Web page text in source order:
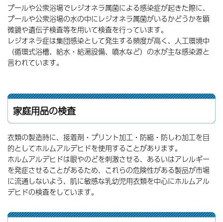
プールや公衆浴場でレジオネラ属菌による感染症が起きた際に、
プールや公衆浴場の水の中にレジオネラ属菌がいるかどうかを顕
微鏡や遺伝子検査等を用いて検査を行っています。
レジオネラ症は集団感染として発生する頻度が高く、人工環境中
（循環式浴槽、給水・給湯設備、噴水など）の水が主な感染源と
言われています。
家庭用品の検査
衣類の製造時に、接着剤・プリント加工・防縮・防しわ加工を目
的としてホルムアルデヒドを使用することがあります。
ホルムアルデヒドは眼やのどを刺激させる、あるいはアレルギー
を発症させることがあるため、これらの危険性がある製品が市場
に流通しないよう、肌に敏感な乳幼児用衣類を中心にホルムアル
デヒドの検査をしています。